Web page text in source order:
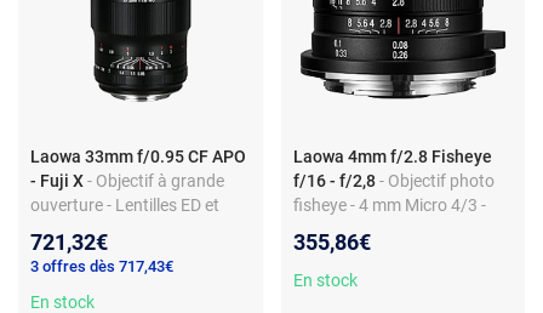
Laowa 33mm f/0.95 CF APO
- Fuji X- Objectif à grande
ouverture - Lentilles ED et
magnifique
721,32€
3 offres dès 717,43€
En stock
Laowa 4mm f/2.8 Fisheye
f/16 - f/2,8 - Objectif photo
fisheye - 4 mm Micro 4/3 -
355,86€
En stock